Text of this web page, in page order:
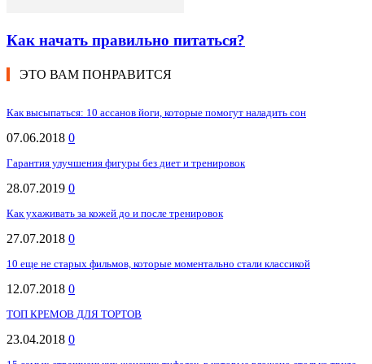
Как начать правильно питаться?
ЭТО ВАМ ПОНРАВИТСЯ
Как высыпаться: 10 ассанов йоги, которые помогут наладить сон
07.06.2018 0
Гарантия улучшения фигуры без диет и тренировок
28.07.2019 0
Как ухаживать за кожей до и после тренировок
27.07.2018 0
10 еще не старых фильмов, которые моментально стали классикой
12.07.2018 0
ТОП КРЕМОВ ДЛЯ ТОРТОВ
23.04.2018 0